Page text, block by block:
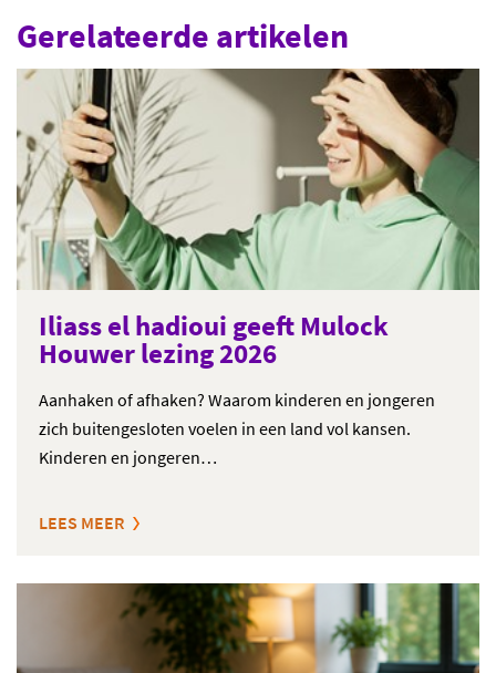
Gerelateerde artikelen
Iliass el hadioui geeft Mulock
Houwer lezing 2026
Aanhaken of afhaken? Waarom kinderen en jongeren
zich buitengesloten voelen in een land vol kansen.
Kinderen en jongeren…
LEES MEER